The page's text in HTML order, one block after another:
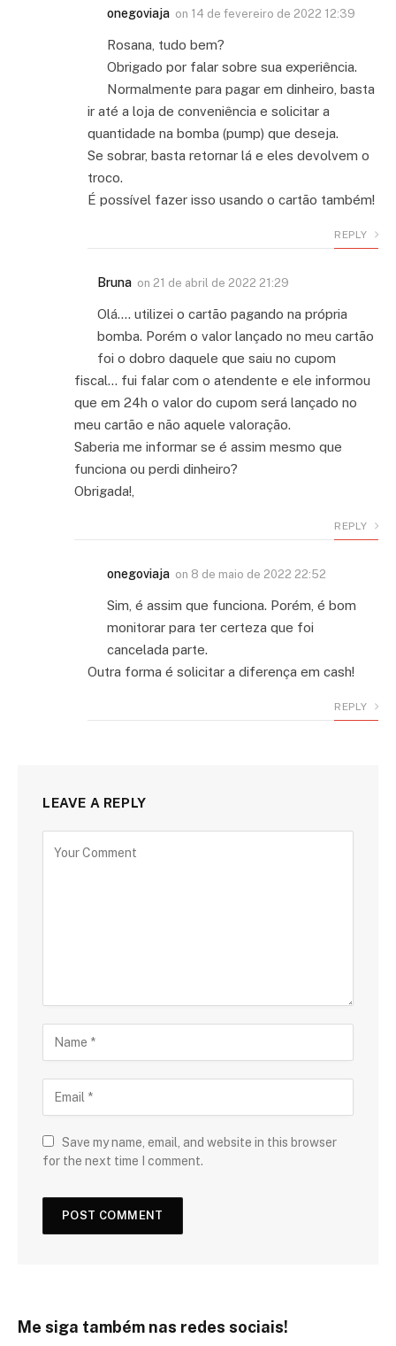
onegoviaja on 14 de fevereiro de 2022 12:39
Rosana, tudo bem?
Obrigado por falar sobre sua experiência.
Normalmente para pagar em dinheiro, basta
ir até a loja de conveniência e solicitar a
quantidade na bomba (pump) que deseja.
Se sobrar, basta retornar lá e eles devolvem o
troco.
É possível fazer isso usando o cartão também!
REPLY
Bruna on 21 de abril de 2022 21:29
Olá…. utilizei o cartão pagando na própria
bomba. Porém o valor lançado no meu cartão
foi o dobro daquele que saiu no cupom
fiscal… fui falar com o atendente e ele informou
que em 24h o valor do cupom será lançado no
meu cartão e não aquele valoração.
Saberia me informar se é assim mesmo que
funciona ou perdi dinheiro?
Obrigada!,
REPLY
onegoviaja on 8 de maio de 2022 22:52
Sim, é assim que funciona. Porém, é bom
monitorar para ter certeza que foi
cancelada parte.
Outra forma é solicitar a diferença em cash!
REPLY
LEAVE A REPLY
Save my name, email, and website in this browser
for the next time I comment.
Me siga também nas redes sociais!